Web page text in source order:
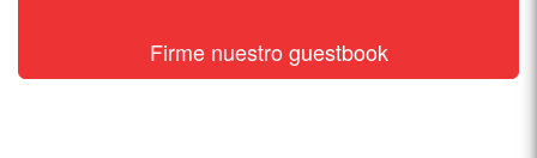
Firme nuestro guestbook